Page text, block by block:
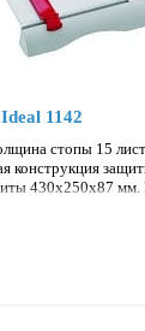
1142
стопы 15
конструкция
430х250х87 мм.